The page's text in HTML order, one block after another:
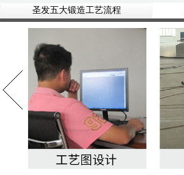
圣发五大锻造工艺流程